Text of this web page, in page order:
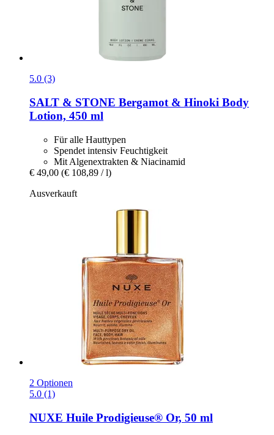
5.0 (3)
SALT & STONE Bergamot & Hinoki Body
Lotion, 450 ml
Für alle Hauttypen
Spendet intensiv Feuchtigkeit
Mit Algenextrakten & Niacinamid
€ 49,00 (€ 108,89 / l)
Ausverkauft
2 Optionen
5.0 (1)
NUXE Huile Prodigieuse® Or, 50 ml